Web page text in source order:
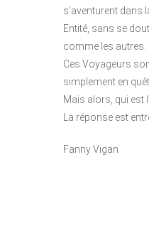
s’aventurent dans
Entité, sans se
comme les autres.
Ces Voyageurs
simplement en
Mais alors, qui est
La réponse est
Fanny Vigan